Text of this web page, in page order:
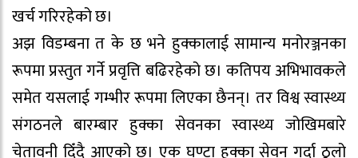
खर्च गरिरहेको छ।
अझ विडम्बना त के छ भने हुक्कालाई सामान्य मनोरञ्जनका
रूपमा प्रस्तुत गर्ने प्रवृत्ति बढिरहेको छ। कतिपय अभिभावकले
समेत यसलाई गम्भीर रूपमा लिएका छैनन्। तर विश्व स्वास्थ्य
संगठनले बारम्बार हुक्का सेवनका स्वास्थ्य जोखिमबारे
चेतावनी दिँदै आएको छ। एक घण्टा हुक्का सेवन गर्दा ठूलो